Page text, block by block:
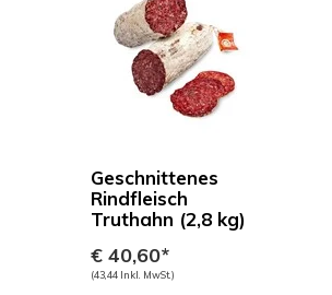
Geschnittenes
Rindfleisch
Truthahn (2,8 kg)
€ 40,60*
(43,44 Inkl. MwSt.)